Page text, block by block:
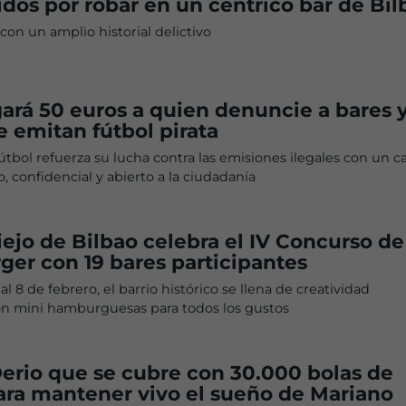
un amplio historial delictivo
50 euros a quien denuncie a bares
emitan fútbol pirata
refuerza su lucha contra las emisiones ilegales con un
confidencial y abierto a la ciudadanía
de Bilbao celebra el IV Concurso de
con 19 bares participantes
8 de febrero, el barrio histórico se llena de creatividad
mini hamburguesas para todos los gustos
que se cubre con 30.000 bolas de
mantener vivo el sueño de Mariano